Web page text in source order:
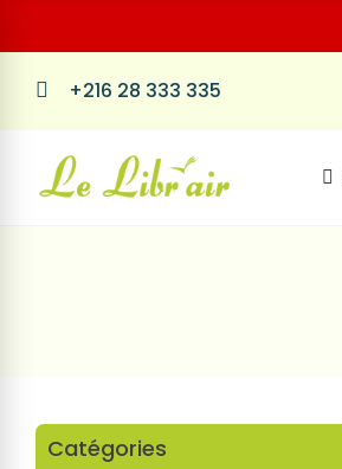
+216 28 333 335
Catégories